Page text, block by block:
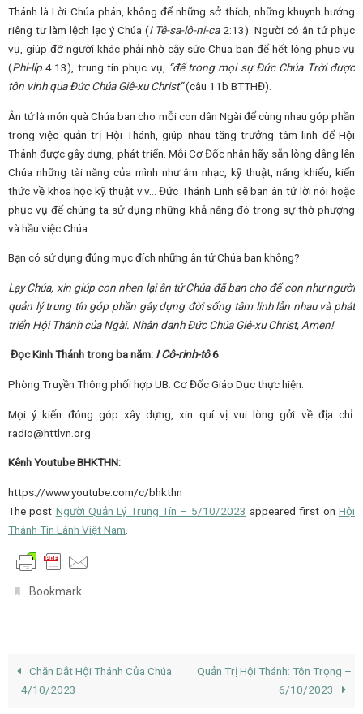
Thánh là Lời Chúa phán, không để những sở thích, những khuynh hướng
riêng tư làm lệch lạc ý Chúa (I Tê-sa-lô-ni-ca2:13). Người có ân tứ phục
vụ, giúp đỡ người khác phải nhờ cậy sức Chúa ban để hết lòng phục vụ
(Phi-líp 4:13), trung tín phục vụ,
“để trong mọi sự Đức Chúa Trời được
tôn vinh qua Đức Chúa Giê-xu Christ”(câu 11b BTTHĐ).
Ân tứ là món quà Chúa ban cho mỗi con dân Ngài để cùng nhau góp phần
trong việc quản trị Hội Thánh, giúp nhau tăng trưởng tâm linh để Hội
Thánh được gây dựng, phát triển. Mỗi Cơ Đốc nhân hãy sẵn lòng dâng lên
Chúa những tài năng của mình như âm nhạc, kỹ thuật, năng khiếu, kiến
thức về khoa học kỹ thuật v.v… Đức Thánh Linh sẽ ban ân tứ lời nói hoặc
phục vụ để chúng ta sử dụng những khả năng đó trong sự thờ phượng
và hầu việc Chúa.
Bạn có sử dụng đúng mục đích những ân tứ Chúa ban không?
Lạy Chúa, xin giúp con nhen lại ân tứ Chúa đã ban cho để con như người
quản lý trung tín góp phần gây dựng đời sống tâm linh lẫn nhau và phát
triển Hội Thánh của Ngài. Nhân danh Đức Chúa Giê-xu Christ, Amen!
Đọc Kinh Thánh trong ba năm: I Cô-rinh-tô6
Phòng Truyền Thông phối hợp UB. Cơ Đốc Giáo Dục thực hiện.
Mọi ý kiến đóng góp xây dựng, xin quí vị vui lòng gởi về địa chỉ:
radio@httlvn.org
Kênh Youtube BHKTHN:
https://www.youtube.com/c/bhkthn
The post Người Quản Lý Trung Tín – 5/10/2023 appeared first onHội
Thánh Tin Lành Việt Nam
Bookmark.
Chăn Dắt Hội Thánh Của Chúa
– 4/10/2023
Quản Trị Hội Thánh: Tôn Trọng –
6/10/2023